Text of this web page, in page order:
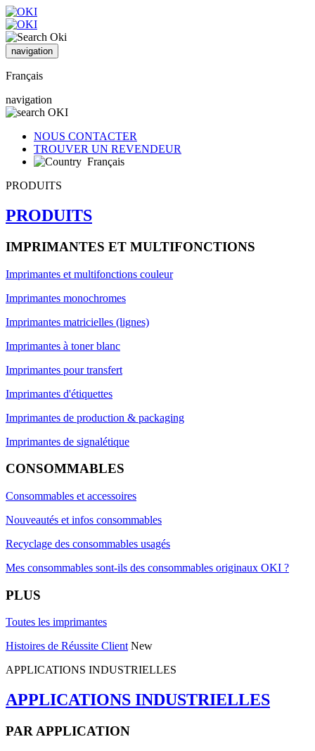
navigation
Français
navigation
NOUS CONTACTER
TROUVER UN REVENDEUR
Français
PRODUITS
PRODUITS
IMPRIMANTES ET MULTIFONCTIONS
Imprimantes et multifonctions couleur
Imprimantes monochromes
Imprimantes matricielles (lignes)
Imprimantes à toner blanc
Imprimantes pour transfert
Imprimantes d'étiquettes
Imprimantes de production & packaging
Imprimantes de signalétique
CONSOMMABLES
Consommables et accessoires
Nouveautés et infos consommables
Recyclage des consommables usagés
Mes consommables sont-ils des consommables originaux OKI ?
PLUS
Toutes les imprimantes
Histoires de Réussite Client New
APPLICATIONS INDUSTRIELLES
APPLICATIONS INDUSTRIELLES
PAR APPLICATION